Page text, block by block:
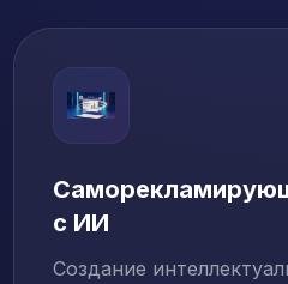
с ИИ
Создание